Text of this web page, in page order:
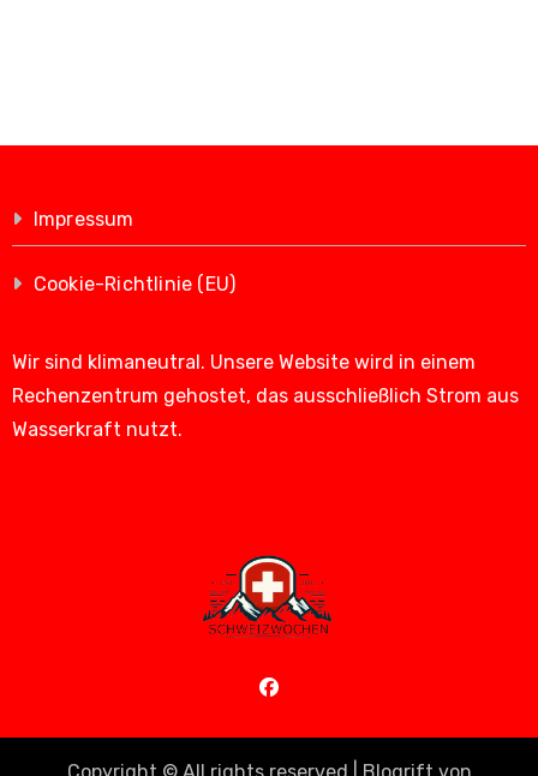
Impressum
Cookie-Richtlinie (EU)
Wir sind klimaneutral. Unsere Website wird in einem
Rechenzentrum gehostet, das ausschließlich Strom aus
Wasserkraft nutzt.